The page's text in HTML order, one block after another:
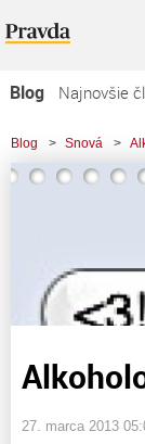
Blog
Najnovšie
Najčítanejšie
Komerčné blogy
Blog > Snová >
27. marca 2013